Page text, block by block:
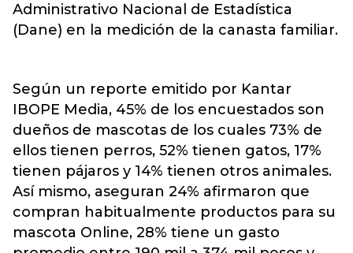
Administrativo Nacional de Estadística
(Dane) en la medición de la canasta familiar.
Según un reporte emitido por Kantar
IBOPE Media, 45% de los encuestados son
dueños de mascotas de los cuales 73% de
ellos tienen perros, 52% tienen gatos, 17%
tienen pájaros y 14% tienen otros animales.
Así mismo, aseguran 24% afirmaron que
compran habitualmente productos para su
mascota Online, 28% tiene un gasto